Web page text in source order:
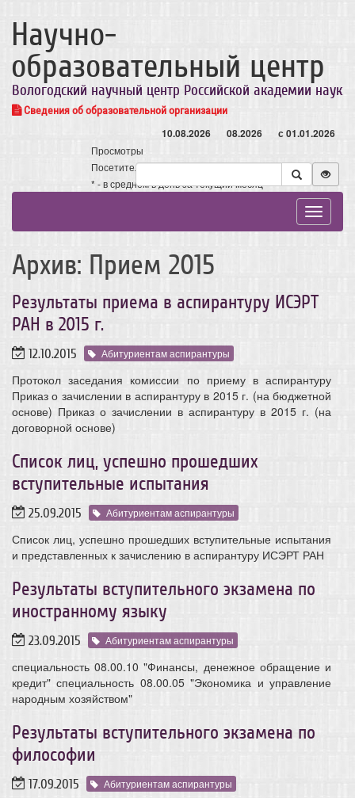
Научно-
образовательный центр
Вологодский научный центр Российской академии наук
Сведения об образовательной организации
10.08.2026 08.2026 с 01.01.2026
Просмотры
Посетители
* - в среднем в день за текущий месяц
Toggle
Архив: Прием 2015
Результаты приема в аспирантуру ИСЭРТ
РАН в 2015 г.
12.10.2015 Абитуриентам аспирантуры
Протокол заседания комиссии по приему в аспирантуру
Приказ о зачислении в аспирантуру в 2015 г. (на бюджетной
основе) Приказ о зачислении в аспирантуру в 2015 г. (на
договорной основе)
Список лиц, успешно прошедших
вступительные испытания
25.09.2015 Абитуриентам аспирантуры
Список лиц, успешно прошедших вступительные испытания
и представленных к зачислению в аспирантуру ИСЭРТ РАН
Результаты вступительного экзамена по
иностранному языку
23.09.2015 Абитуриентам аспирантуры
специальность 08.00.10 "Финансы, денежное обращение и
кредит" специальность 08.00.05 "Экономика и управление
народным хозяйством"
Результаты вступительного экзамена по
философии
17.09.2015 Абитуриентам аспирантуры